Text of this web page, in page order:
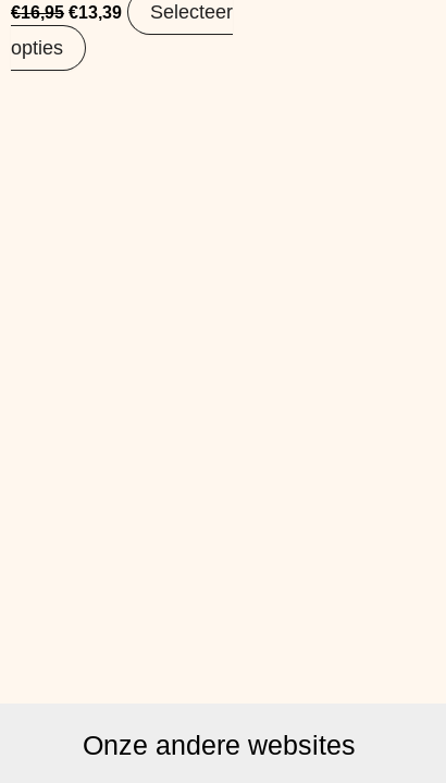
€16,95 €13,39
Selecteer
opties
Onze andere websites